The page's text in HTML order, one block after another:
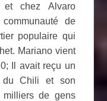
et chez Alvaro
de
populaire qui
Mariano vient
Il avait reçu un
Chili et son
milliers de gens